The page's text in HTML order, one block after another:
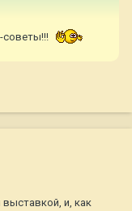
советы!!!
и, как